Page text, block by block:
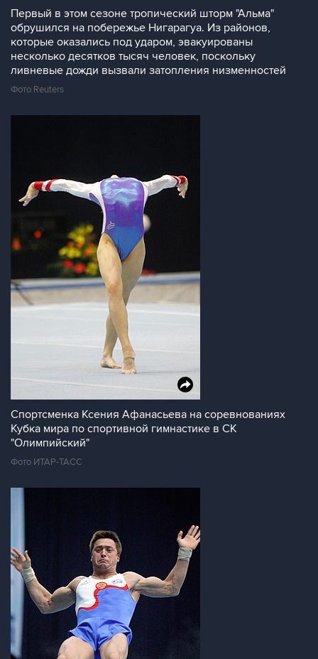
Первый в этом сезоне тропический шторм "Альма"
обрушился на побережье Нигарагуа. Из районов,
которые оказались под ударом, эвакуированы
несколько десятков тысяч человек, поскольку
ливневые дожди вызвали затопления низменностей
Фото Reuters
Спортсменка Ксения Афанасьева на соревнованиях
Кубка мира по спортивной гимнастике в СК
"Олимпийский"
Фото ИТАР-ТАСС